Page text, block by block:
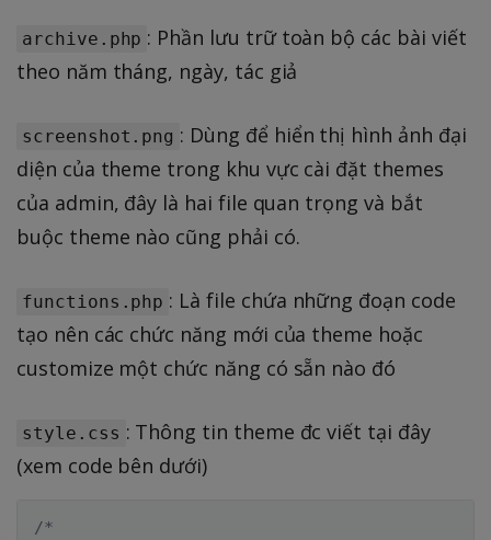
archive.php : Phần lưu trữ toàn bộ các bài viết
theo năm tháng, ngày, tác giả
screenshot.png : Dùng để hiển thị hình ảnh đại
diện của theme trong khu vực cài đặt themes
của admin, đây là hai file quan trọng và bắt
buộc theme nào cũng phải có.
functions.php : Là file chứa những đoạn code
tạo nên các chức năng mới của theme hoặc
customize một chức năng có sẵn nào đó
style.css : Thông tin theme đc viết tại đây
(xem code bên dưới)
/*